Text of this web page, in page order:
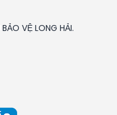
VỆ LONG HẢI.